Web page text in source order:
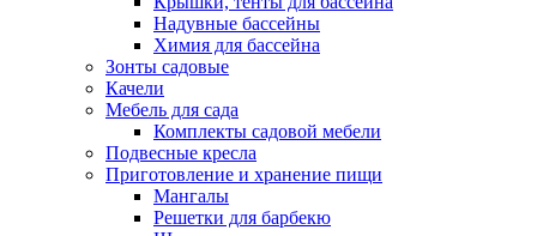
Надувные бассейны
Химия для бассейна
Зонты садовые
Качели
Мебель для сада
Комплекты садовой мебели
Подвесные кресла
Приготовление и хранение пищи
Мангалы
Решетки для барбекю